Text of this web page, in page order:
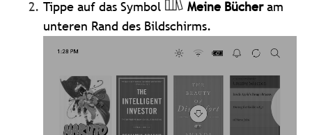
Tippe auf das Symbol
Meine Bücheram
unteren Rand des Bildschirms.